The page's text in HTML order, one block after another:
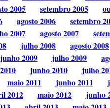
2005 setembro 2005
agosto 2006 setembro
2007 agosto 2007
julho 2008 agosto 2008
junho 2009 julho 2009
junho 2010 julho
maio 2011 junho 2011
2012 maio 2012 junho